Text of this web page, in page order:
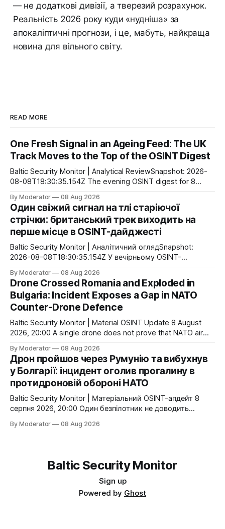
— не додаткові дивізії, а тверезий розрахунок.
Реальність 2026 року куди «нудніша» за
апокаліптичні прогнози, і це, мабуть, найкраща
новина для вільного світу.
READ MORE
One Fresh Signal in an Ageing Feed: The UK
Track Moves to the Top of the OSINT Digest
Baltic Security Monitor | Analytical ReviewSnapshot: 2026-
08-08T18:30:35.154Z The evening OSINT digest for 8
system identified only one event over the past 24 hours,
while four of the five most significant entries are between
56 and 108 hours
By Moderator 08 Aug 2026
Один свіжий сигнал на тлі старіючої
стрічки: британський трек виходить на
перше місце в OSINT-дайджесті
Baltic Security Monitor | Аналітичний оглядSnapshot:
2026-08-08T18:30:35.154Z У вечірньому OSINT-
подій: за останню добу система виділила лише одну
подію, а чотири з п’яти найбільш значущих записів
мають вік від 56 до 108 годин. Головний відносно свіжий
сигнал — продовження українсько-британського
діалогу щодо
By Moderator 08 Aug 2026
Drone Crossed Romania and Exploded in
Bulgaria: Incident Exposes a Gap in NATO
Counter-Drone Defence
Baltic Security Monitor | Material OSINT Update 8 August
2026, 20:00 A single drone does not prove that NATO air
of one Allied state, an explosion in a second, and the
proximity of cross-border gas infrastructure point to a
specific
By Moderator 08 Aug 2026
Дрон пройшов через Румунію та вибухнув
у Болгарії: інцидент оголив прогалину в
протидроновій обороні НАТО
Baltic Security Monitor | Матеріальний OSINT-апдейт 8
серпня 2026, 20:00 Один безпілотник не доводить
маршрут через повітряний простір однієї країни
конкретну слабку ланку: малі низьколітні цілі все ще
можуть проходити між національними
By Moderator 08 Aug 2026
Baltic Security Monitor
Sign up
Powered by Ghost